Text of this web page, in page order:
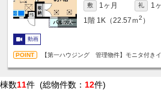
敷 1ヶ月 礼
1
1階 1K（22.57ｍ2 ）
動画
【第一ハウジング 管理物件】モニタ付き
棟数11件 (総物件数： 12件)